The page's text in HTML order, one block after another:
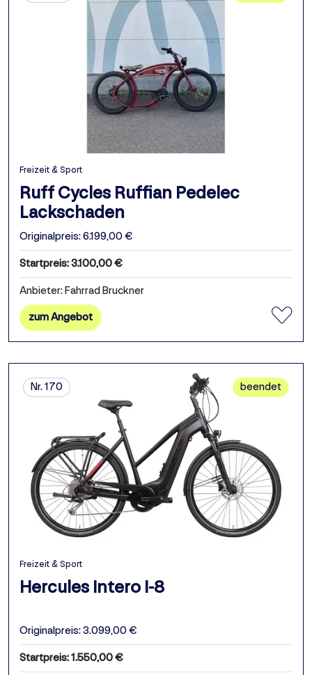
Freizeit & Sport
Ruff Cycles Ruffian Pedelec
Lackschaden
Originalpreis: 6.199,00 €
Startpreis: 3.100,00 €
Anbieter: Fahrrad Bruckner
zum Angebot
Nr. 170 beendet
Freizeit & Sport
Hercules Intero I-8
Originalpreis: 3.099,00 €
Startpreis: 1.550,00 €